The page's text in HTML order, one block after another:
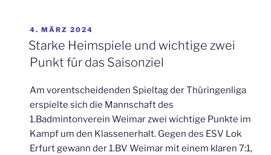
VERÖFFENTLICHT
AM
4. MÄRZ 2024
Starke Heimspiele und wichtige zwei
Punkt für das Saisonziel
Am vorentscheidenden Spieltag der Thüringenliga
erspielte sich die Mannschaft des
1.Badmintonverein Weimar zwei wichtige Punkte im
Kampf um den Klassenerhalt. Gegen des ESV Lok
Erfurt gewann der 1.BV Weimar mit einem klaren 7:1,